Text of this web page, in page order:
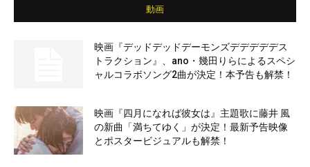
動画
映画『デッドデッドデーモンズデデデデデス
トラクション』、ano・幾田りらによるスペシ
ャルコラボソング2曲が決定！本予告も解禁！
映画『四月になれば彼女は』主題歌に藤井 風
の新曲「満ちてゆく」が決定！最新予告映像
とポスタービジュアルも解禁！